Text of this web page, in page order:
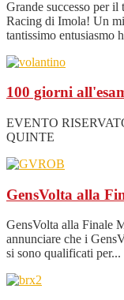
Grande successo per
Racing di Imola! Un
tantissimo entusiasmo
100 giorni
EVENTO
QUINTE
GensVolta alla
GensVolta alla Finale
annunciare che i
si sono qualificati per...